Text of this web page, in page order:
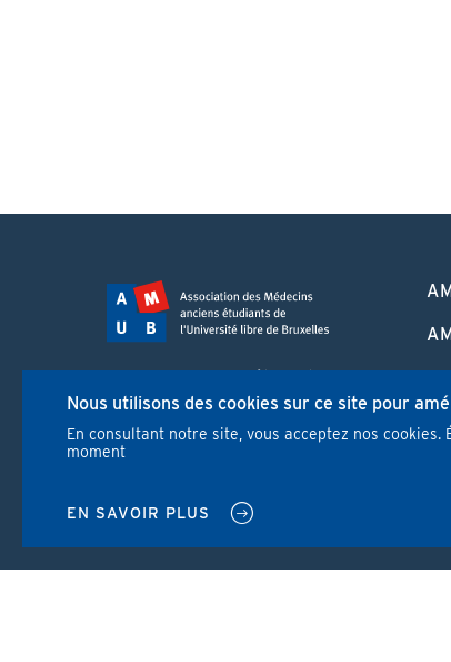
Route de Lennik 808/612
1070 Bruxelles
+32 2 555 67 94
SOCIAL
MENU
Nous utilisons des cookies sur ce site pour
En consultant notre site, vous acceptez nos
moment
EN SAVOIR PLUS